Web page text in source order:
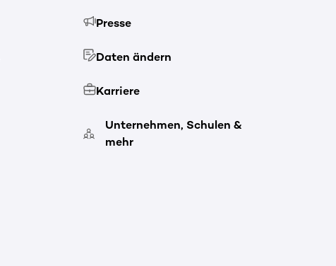
Presse
Daten ändern
Karriere
Unternehmen, Schulen &
mehr